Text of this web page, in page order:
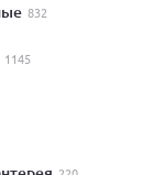
832
1145